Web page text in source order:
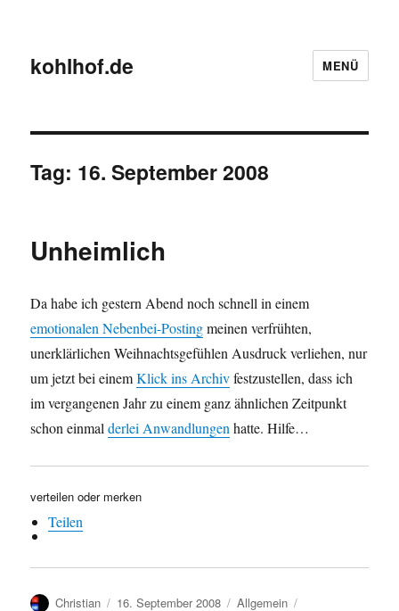
kohlhof.de MENÜ
Tag: 16. September 2008
Unheimlich
Da habe ich gestern Abend noch schnell in einem
emotionalen Nebenbei-Postingmeinen verfrühten,
unerklärlichen Weihnachtsgefühlen Ausdruck verliehen, nur
um jetzt bei einemKlick ins Archivfestzustellen, dass ich
im vergangenen Jahr zu einem ganz ähnlichen Zeitpunkt
schon einmalderlei Anwandlungen hatte. Hilfe…
verteilen oder merken
Teilen
Autor
Christian
Veröffentlicht
16. September 2008 Kategorien
Allgemein